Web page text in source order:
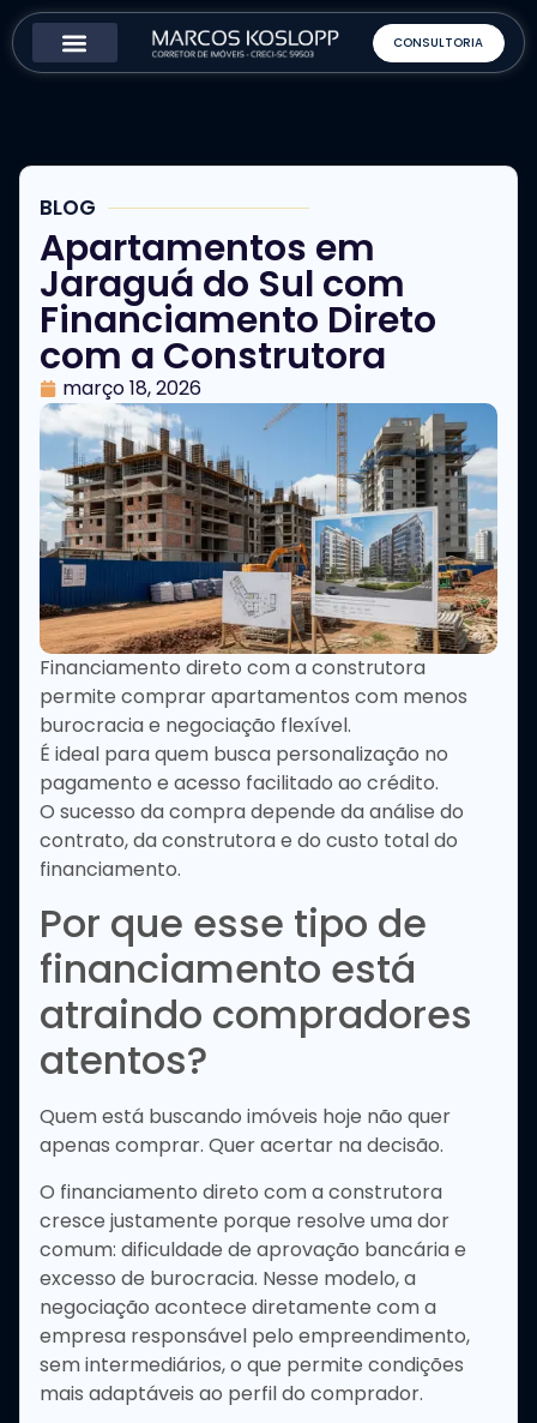
CONSULTORIA
BLOG
Apartamentos em
Jaraguá do Sul com
Financiamento Direto
com a Construtora
março 18, 2026
Financiamento direto com a construtora
permite comprar apartamentos com menos
burocracia e negociação flexível.
É ideal para quem busca personalização no
pagamento e acesso facilitado ao crédito.
O sucesso da compra depende da análise do
contrato, da construtora e do custo total do
financiamento.
Por que esse tipo de
financiamento está
atraindo compradores
atentos?
Quem está buscando imóveis hoje não quer
apenas comprar. Quer acertar na decisão.
O financiamento direto com a construtora
cresce justamente porque resolve uma dor
comum: dificuldade de aprovação bancária e
excesso de burocracia. Nesse modelo, a
negociação acontece diretamente com a
empresa responsável pelo empreendimento,
sem intermediários, o que permite condições
mais adaptáveis ao perfil do comprador.